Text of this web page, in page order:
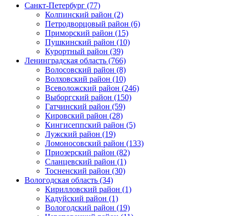
Санкт-Петербург (77)
Колпинский район (2)
Петродворцовый район (6)
Приморский район (15)
Пушкинский район (10)
Курортный район (39)
Ленинградская область (766)
Волосовский район (8)
Волховский район (10)
Всеволожский район (246)
Выборгский район (150)
Гатчинский район (59)
Кировский район (28)
Кингисеппский район (5)
Лужский район (19)
Ломоносовский район (133)
Приозерский район (82)
Сланцевский район (1)
Тосненский район (30)
Вологодская область (34)
Кирилловский район (1)
Кадуйский район (1)
Вологодский район (19)